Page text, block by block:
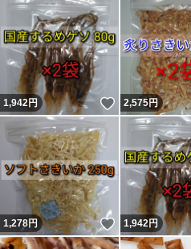
1,942円 いいね！
2,575円
1,278円 いいね！
1,942円